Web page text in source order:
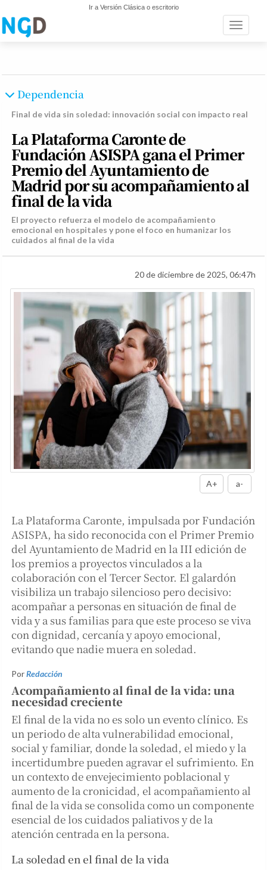
Ir a Versión Clásica o escritorio
Toggle
Dependencia
Final de vida sin soledad: innovación social con impacto real
La Plataforma Caronte de
Fundación ASISPA gana el Primer
Premio del Ayuntamiento de
Madrid por su acompañamiento al
final de la vida
El proyecto refuerza el modelo de acompañamiento
emocional en hospitales y pone el foco en humanizar los
cuidados al final de la vida
20 de diciembre de 2025, 06:47h
A+ a-
La Plataforma Caronte, impulsada por Fundación
ASISPA, ha sido reconocida con el Primer Premio
del Ayuntamiento de Madrid en la III edición de
los premios a proyectos vinculados a la
colaboración con el Tercer Sector. El galardón
visibiliza un trabajo silencioso pero decisivo:
acompañar a personas en situación de final de
vida y a sus familias para que este proceso se viva
con dignidad, cercanía y apoyo emocional,
evitando que nadie muera en soledad.
PorRedacción
Acompañamiento al final de la vida: una
necesidad creciente
El final de la vida no es solo un evento clínico. Es
un periodo de alta vulnerabilidad emocional,
social y familiar, donde la soledad, el miedo y la
incertidumbre pueden agravar el sufrimiento. En
un contexto de envejecimiento poblacional y
aumento de la cronicidad, el acompañamiento al
final de la vida se consolida como un componente
esencial de los cuidados paliativos y de la
atención centrada en la persona.
La soledad en el final de la vida